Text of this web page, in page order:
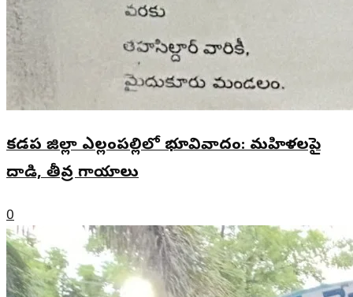
కడప జిల్లా ఎల్లంపల్లిలో భూవివాదం: మహిళలపై
దాడి, తీవ్ర గాయాలు
0